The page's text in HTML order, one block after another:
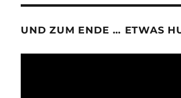
UND ZUM ENDE … ETWAS